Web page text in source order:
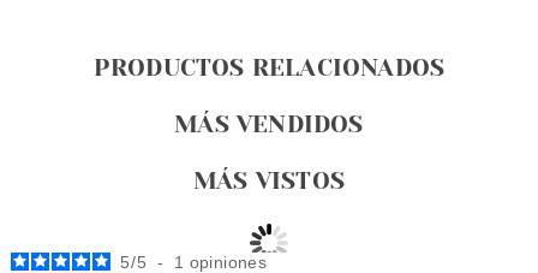
PRODUCTOS RELACIONADOS
MÁS VENDIDOS
MÁS VISTOS
5/5 - 1 opiniones